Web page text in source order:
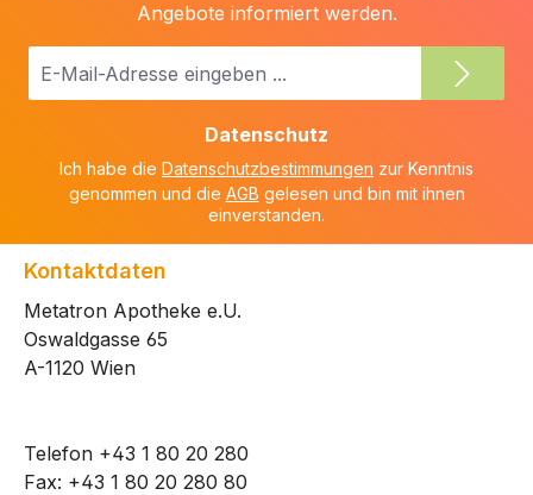
Angebote informiert werden.
E-
Datenschutz
Ich habe die Datenschutzbestimmungen zur Kenntnis
genommen und die AGB gelesen und bin mit ihnen
einverstanden.
Kontaktdaten
Metatron Apotheke e.U.
Oswaldgasse 65
A-1120 Wien
Telefon +43 1 80 20 280
Fax: +43 1 80 20 280 80